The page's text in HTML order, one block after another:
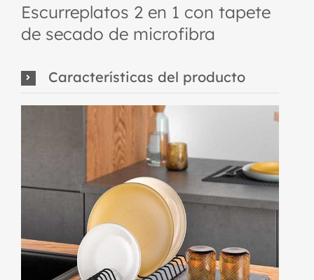
Escurreplatos 2 en 1 con tapete
de secado de microfibra
Características del producto